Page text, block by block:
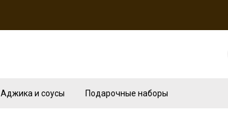
Аджика и соусы Подарочные наборы